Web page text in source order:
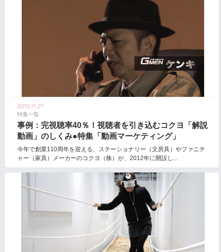
2015.11.27
特集一覧
事例：完視聴率40％！視聴者を引き込むコクヨ「解説
動画」のしくみ●特集「動画マーケティング」
今年で創業110周年を迎える、ステーショナリー（文房具）やファニチ
ャー（家具）メーカーのコクヨ（株）が、2012年に開設し...